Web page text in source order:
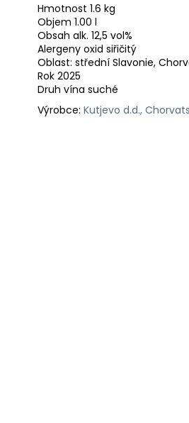
Hmotnost 1.6 kg
Objem 1.00 l
Obsah alk. 12,5 vol%
Alergeny oxid siřičitý
Oblast: střední Slavonie,
Rok 2025
Druh vína suché
Výrobce: Kutjevo d.d.,